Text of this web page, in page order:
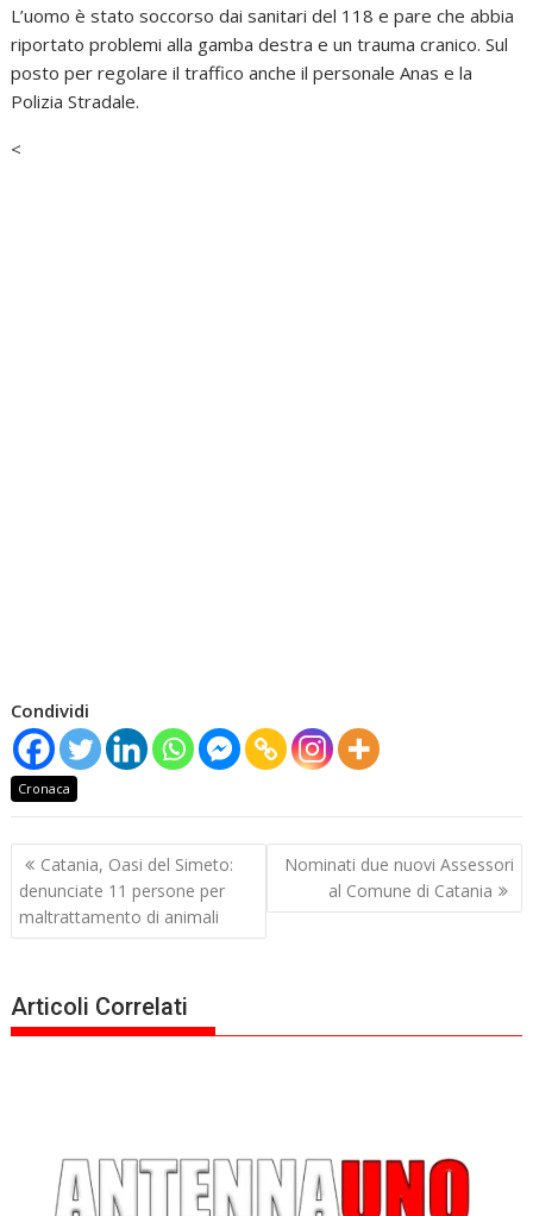
L’uomo è stato soccorso dai sanitari del 118 e pare che abbia
riportato problemi alla gamba destra e un trauma cranico. Sul
posto per regolare il traffico anche il personale Anas e la
Polizia Stradale.
<
Condividi
Cronaca
Navigazione
articoli
Catania, Oasi del Simeto:
denunciate 11 persone per
maltrattamento di animali
Nominati due nuovi Assessori
al Comune di Catania
Articoli Correlati